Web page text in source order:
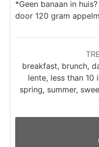
*Geen banaan in
door 120 gram
breakfast, brunch,
lente, less than 10
spring, summer,